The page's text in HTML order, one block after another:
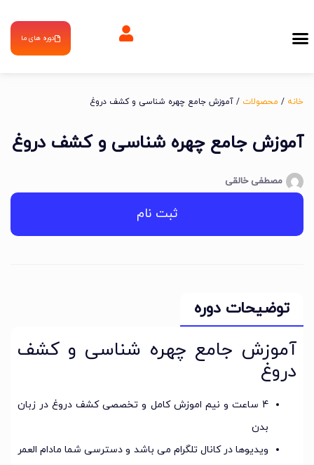
دوره های ما
خانه / محصولات / آموزش جامع چهره شناسی و کشف دروغ
آموزش جامع چهره شناسی و کشف دروغ
مصطفی خالقی
ثبت نام
توضیحات دوره
آموزش جامع چهره شناسی و کشف
دروغ
4 ساعت و نیم اموزش کامل و تخصصی کشف دروغ در زبان
بدن
ویدیوها در کانال تلگرام می باشد و دسترسی شما مادام العمر